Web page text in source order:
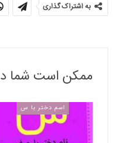
به اشتراک گذاری
ممکن است شما
اسم دختر با س